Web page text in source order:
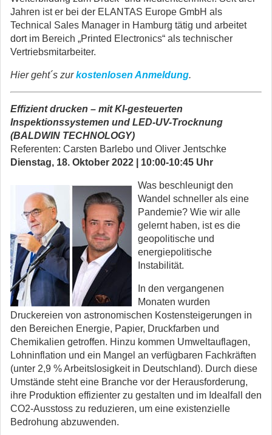
Jahren ist er bei der ELANTAS Europe GmbH als
Technical Sales Manager in Hamburg tätig und arbeitet
dort im Bereich „Printed Electronics“ als technischer
Vertriebsmitarbeiter.
Hier geht´s zurkostenlosen Anmeldung.
Effizient drucken – mit KI-gesteuerten
Inspektionssystemen und LED-UV-Trocknung
(BALDWIN TECHNOLOGY)
Referenten: Carsten Barlebo und Oliver Jentschke
Dienstag, 18. Oktober 2022 | 10:00-10:45 Uhr
Was beschleunigt den
Wandel schneller als eine
Pandemie? Wie wir alle
gelernt haben, ist es die
geopolitische und
energiepolitische
Instabilität.
In den vergangenen
Monaten wurden
Druckereien von astronomischen Kostensteigerungen in
den Bereichen Energie, Papier, Druckfarben und
Chemikalien getroffen. Hinzu kommen Umweltauflagen,
Lohninflation und ein Mangel an verfügbaren Fachkräften
(unter 2,9 % Arbeitslosigkeit in Deutschland). Durch diese
Umstände steht eine Branche vor der Herausforderung,
ihre Produktion effizienter zu gestalten und im Idealfall den
CO2-Ausstoss zu reduzieren, um eine existenzielle
Bedrohung abzuwenden.